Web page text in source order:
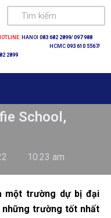
HANOI 083 682 2899/ 097 988
HCMC 093 610 5567/
2899
School,
10:23 am
một trường dự bị đại
những trường tốt nhất